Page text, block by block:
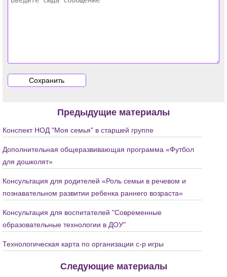
Предыдущие материалы
Конспект НОД "Моя семья" в старшей группе
Дополнительная общеразвивающая программа «Футбол
для дошколят»
Консультация для родителей «Роль семьи в речевом и
познавательном развитии ребенка раннего возраста»
Консультация для воспитателей "Современные
образовательные технологии в ДОУ"
Технологическая карта по организации с-р игры
Следующие материалы